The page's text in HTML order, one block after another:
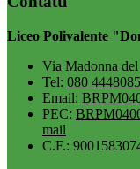
Liceo Polivalente
Via Madonna
Tel: 080 4448085
Email:
PEC:
mail
C.F.: